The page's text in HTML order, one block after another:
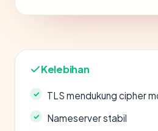
Kelebihan
TLS mendukung cipher
Nameserver stabil